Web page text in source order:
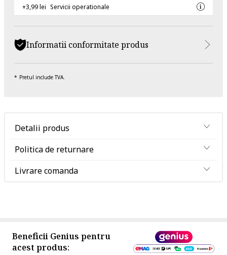
+3,99 lei Servicii operationale
Informatii conformitate produs
Pretul include TVA.
Detalii produs
Politica de returnare
Livrare comanda
Beneficii Genius pentru
acest produs: